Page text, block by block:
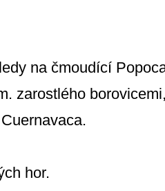
na čmoudící
zarostlého
hor.